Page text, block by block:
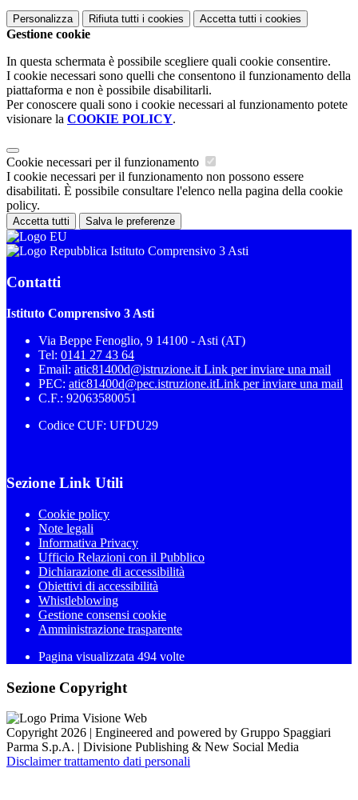
Personalizza Rifiuta tutti i cookies Accetta tutti i cookies
Gestione cookie
In questa schermata è possibile scegliere quali cookie consentire.
I cookie necessari sono quelli che consentono il funzionamento della
piattaforma e non è possibile disabilitarli.
Per conoscere quali sono i cookie necessari al funzionamento potete
visionare la COOKIE POLICY.
Cookie necessari per il funzionamento
I cookie necessari per il funzionamento non possono essere
disabilitati. È possibile consultare l'elenco nella pagina della cookie
policy.
Accetta tutti Salva le preferenze
Istituto Comprensivo 3 Asti
Contatti
Istituto Comprensivo 3 Asti
Via Beppe Fenoglio, 9 14100 - Asti (AT)
Tel: 0141 27 43 64
Email: atic81400d@istruzione.it Link per inviare una mail
PEC: atic81400d@pec.istruzione.itLink per inviare una mail
C.F.: 92063580051
Codice CUF: UFDU29
Sezione Link Utili
Cookie policy
Note legali
Informativa Privacy
Ufficio Relazioni con il Pubblico
Dichiarazione di accessibilità
Obiettivi di accessibilità
Whistleblowing
Gestione consensi cookie
Amministrazione trasparente
Pagina visualizzata 494 volte
Sezione Copyright
Copyright 2026 | Engineered and powered by Gruppo Spaggiari
Parma S.p.A. | Divisione Publishing & New Social Media
Disclaimer trattamento dati personali